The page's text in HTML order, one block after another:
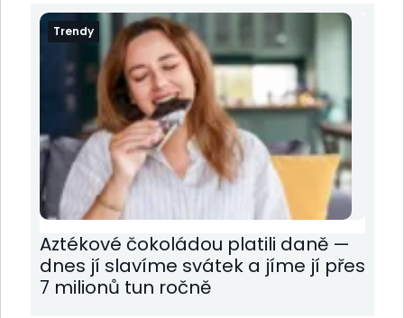
Trendy
Aztékové čokoládou platili daně —
dnes jí slavíme svátek a jíme jí přes
7 milionů tun ročně